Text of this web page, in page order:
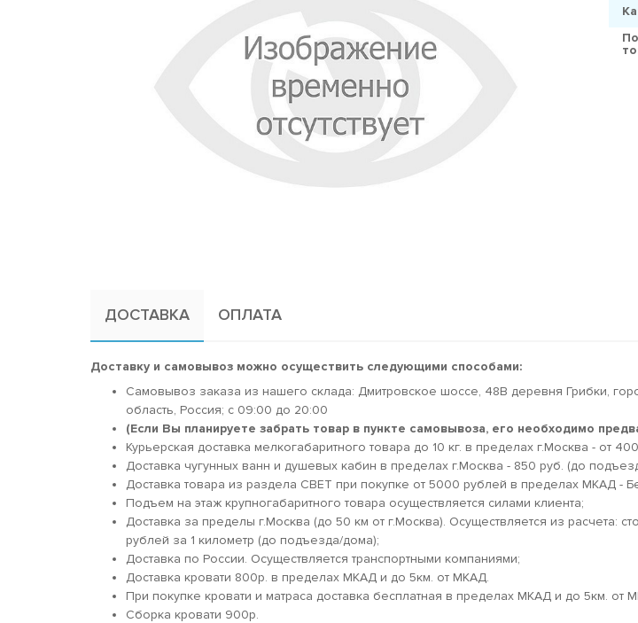
ДОСТАВКА ОПЛАТА
Доставку и самовывоз можно осуществить следующими способами:
Самовывоз заказа из нашего склада: Дмитровское шоссе, 48В деревня Грибки,
область, Россия; c 09:00 до 20:00
(Если Вы планируете забрать товар в пункте самовывоза, его необходимо
Курьерская доставка мелкогабаритного товара до 10 кг. в пределах г.Москва - от
Доставка чугунных ванн и душевых кабин в пределах г.Москва - 850 руб. (до
Доставка товара из раздела СВЕТ при покупке от 5000 рублей в пределах МКАД -
Подъем на этаж крупногабаритного товара осуществляется силами клиента;
Доставка за пределы г.Москва (до 50 км от г.Москва). Осуществляется из расчета:
рублей за 1 километр (до подъезда/дома);
Доставка по России. Осуществляется транспортными компаниями;
Доставка кровати 800р. в пределах МКАД и до 5км. от МКАД.
При покупке кровати и матраса доставка бесплатная в пределах МКАД и до 5км. от
Сборка кровати 900р.